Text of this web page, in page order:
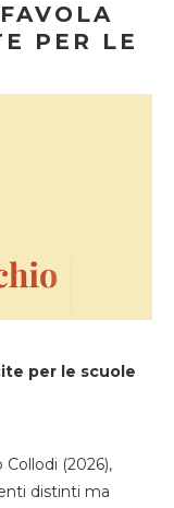
PER LE
per le scuole
(2026),
distinti ma